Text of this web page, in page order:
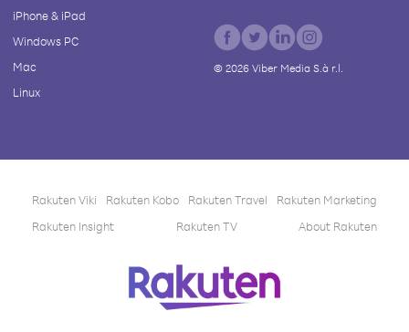
iPhone & iPad
Windows PC
Mac
Linux
© 2026Viber Media S.à r.l.
Rakuten Viki Rakuten Kobo Rakuten Travel
Rakuten Marketing
Rakuten Insight
Rakuten TV About Rakuten